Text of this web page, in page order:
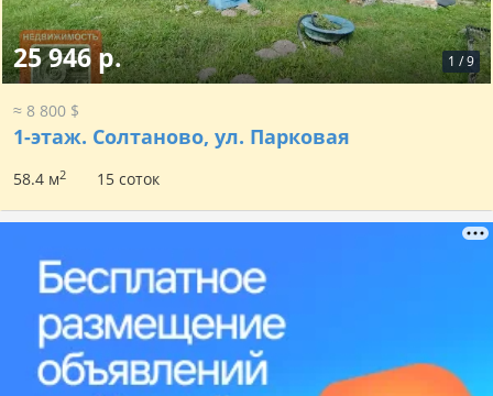
1 /9
25 946 р.
≈ 8 800 $
1-этаж. Солтаново, ул. Парковая
58.4 м2 15 соток